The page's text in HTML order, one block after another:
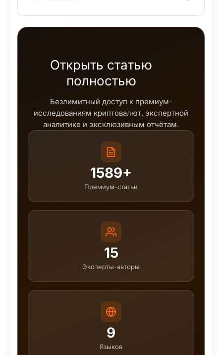
Открыть статью
полностью
Безлимитный доступ к премиум-
исследованиям криптовалют, экспертной
аналитике и эксклюзивным отчётам.
1589+
Премиум-статьи
15
Эксперты-авторы
9
Языков